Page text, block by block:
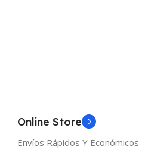
Online Store
Envíos Rápidos Y Económicos